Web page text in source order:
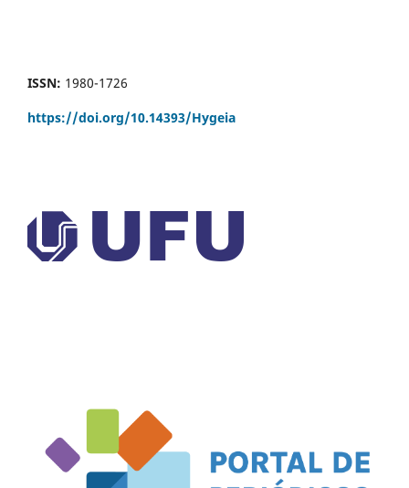
ISSN: 1980-1726
https://doi.org/10.14393/Hygeia